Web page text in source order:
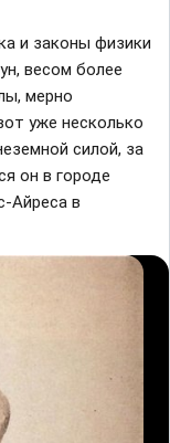
и законы физики
весом более
мерно
уже несколько
силой, за
он в городе
Айреса в